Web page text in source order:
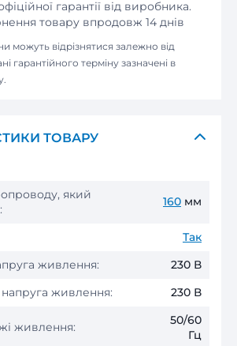
гарантії від виробника.
товару впродовж 14 днів
можуть відрізнятися залежно від
гарантійного терміну зазначені в
ТОВАРУ
який
160 мм
Так
живлення:
230 В
живлення:
230 В
живлення:
50/60
Гц